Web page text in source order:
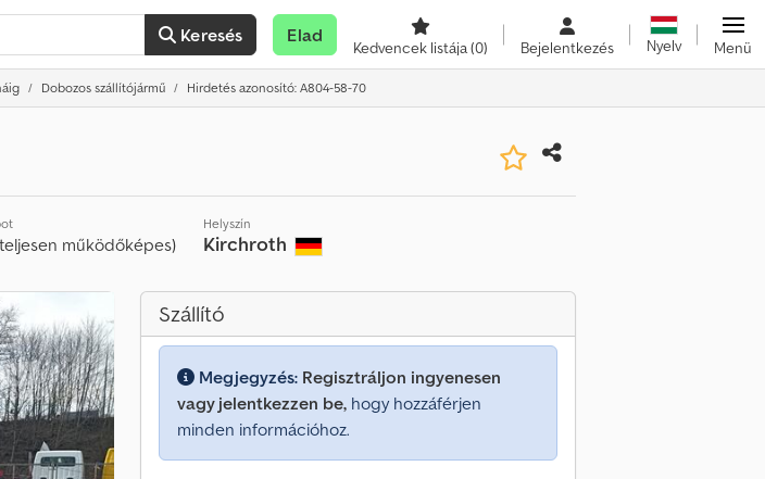
Keresés Elad
Kedvencek listája(0) Bejelentkezés Nyelv Menü
Dobozos szállítójármű Hirdetés azonosító: A804-58-70
működőképes)
Helyszín
Kirchroth
Szállító
Megjegyzés: Regisztráljon ingyenesen
vagy jelentkezzen be, hogy hozzáférjen
minden információhoz.